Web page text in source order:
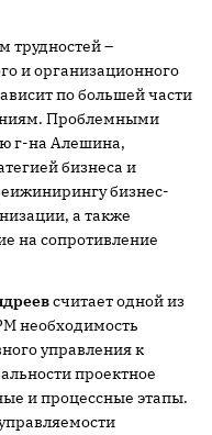
трудностей –
и организационного
по большей части
Проблемными
г-на Алешина,
бизнеса и
бизнес-
а также
на сопротивление
считает одной из
необходимость
управления к
проектное
и процессные этапы.